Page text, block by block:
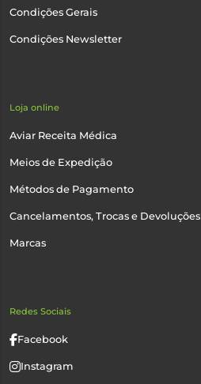
Condições Gerais
Condições Newsletter
Loja online
Aviar Receita Médica
Meios de Expedição
Métodos de Pagamento
Cancelamentos, Trocas e Devoluções
Marcas
Redes Sociais
Facebook
Instagram